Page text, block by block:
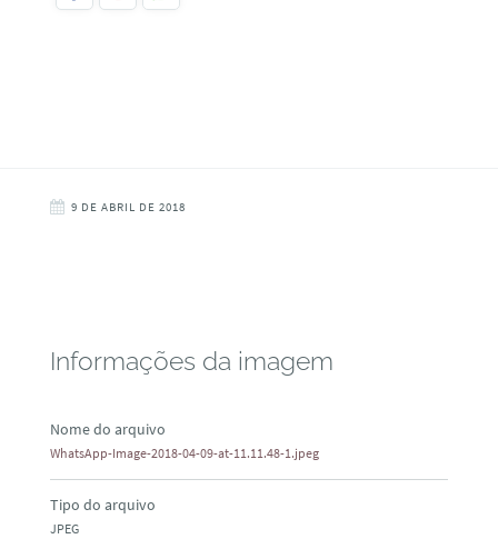
9 DE ABRIL DE 2018
Informações da imagem
Nome do arquivo
WhatsApp-Image-2018-04-09-at-11.11.48-1.jpeg
Tipo do arquivo
JPEG